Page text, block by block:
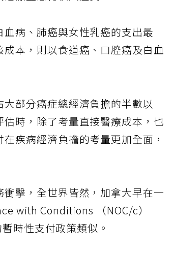
療型態有很大差異。
病、肺癌與女性乳癌的支出最
本，則以食道癌、口腔癌及白血
部分癌症總經濟負擔的半數以
時，除了考量直接醫療成本，也
疾病經濟負擔的考量更加全面，
擊，全世界皆然，加拿大早在一
with Conditions （NOC/c）
時性支付政策類似。